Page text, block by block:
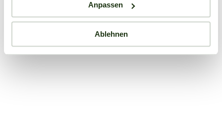
Anpassen
Ablehnen